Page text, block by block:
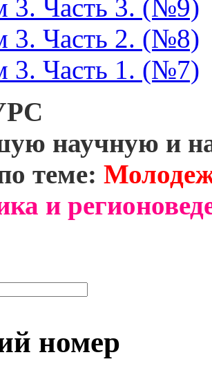
3. Часть 3. (№9)
3. Часть 2. (№8)
3. Часть 1. (№7)
научную и
теме:
и
номер